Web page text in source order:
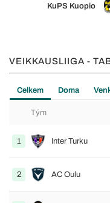
KuPS Kuopio
VEIKKAUSLIIGA -
Celkem Doma
Tým
1 Inter Turku
2 AC Oulu